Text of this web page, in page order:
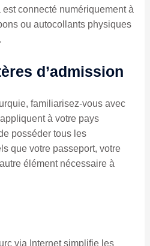
connecté numériquement à
ou autocollants physiques
d’admission
familiarisez-vous avec
à votre pays
posséder tous les
que votre passeport, votre
élément nécessaire à
via Internet simplifie les